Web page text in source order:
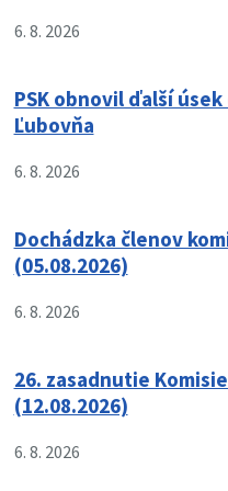
6. 8. 2026
PSK obnovil ďalší
Ľubovňa
6. 8. 2026
Dochádzka členov
(05.08.2026)
6. 8. 2026
26. zasadnutie
(12.08.2026)
6. 8. 2026